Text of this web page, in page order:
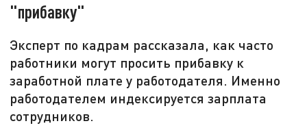
"прибавку"
Эксперт по кадрам рассказала, как часто
работники могут просить прибавку к
заработной плате у работодателя. Именно
работодателем индексируется зарплата
сотрудников.